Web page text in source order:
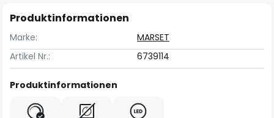
Produktinformationen
Marke:
MARSET
Artikel Nr.:
6739114
Produktinformationen